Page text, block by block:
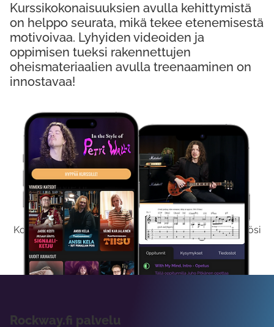
Kokeile Ilmaiseksi
Kokeilemalla ilmaiseksi saat koko sisältömme käyttöösi
viikon ajaksi.
Kurssikokonaisuuksien avulla kehittymistä
on helppo seurata, mikä tekee etenemisestä
motivoivaa. Lyhyiden videoiden ja
oppimisen tueksi rakennettujen
oheismateriaalien avulla treenaaminen on
innostavaa!
Rockway.fi palvelu